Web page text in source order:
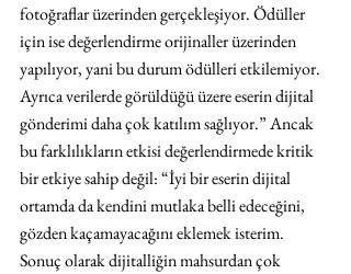
fotoğraflar üzerinden gerçekleşiyor. Ödüller
için ise değerlendirme orijinaller üzerinden
yapılıyor, yani bu durum ödülleri etkilemiyor.
Ayrıca verilerde görüldüğü üzere eserin dijital
gönderimi daha çok katılım sağlıyor.” Ancak
bu farklılıkların etkisi değerlendirmede kritik
bir etkiye sahip değil: “İyi bir eserin dijital
ortamda da kendini mutlaka belli edeceğini,
gözden kaçamayacağını eklemek isterim.
Sonuç olarak dijitalliğin mahsurdan çok